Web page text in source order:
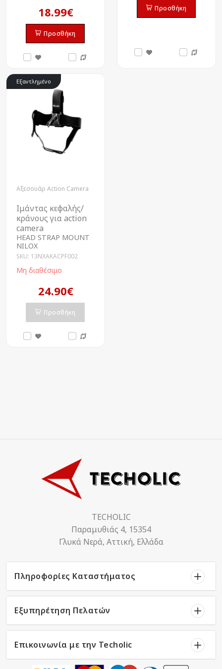
18.99€
Προσθήκη
Προσθήκη
Εξαντλημένο
Αξεσουάρ Action Camera
Ιμάντας κεφαλής/
κράνους για action
camera
HEAD STRAP MOUNT
NILOX
SKU: 13NXAKACPF002
Μη διαθέσιμο
24.90€
Προσθήκη
TECHOLIC
Παραμυθιάς 4, 15354
Γλυκά Νερά, Αττική, Ελλάδα
Πληροφορίες Καταστήματος
Εξυπηρέτηση Πελατών
Επικοινωνία με την Techolic